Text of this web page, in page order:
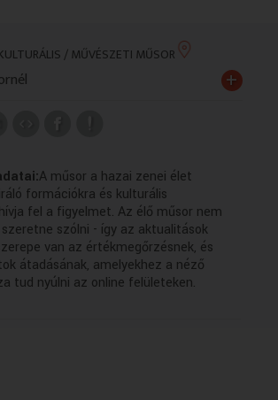
/ MŰVÉSZETI MŰSOR
+
A műsor a hazai zenei élet
formációkra és kulturális
fel a figyelmet. Az élő műsor nem
szólni - így az aktualitások
van az értékmegőrzésnek, és
átadásának, amelyekhez a néző
tud nyúlni az online felületeken.